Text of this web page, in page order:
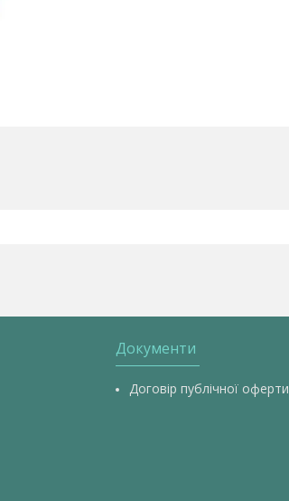
Документи
Договір публічної оферти